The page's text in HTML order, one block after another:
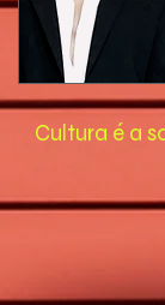
Cultura é a